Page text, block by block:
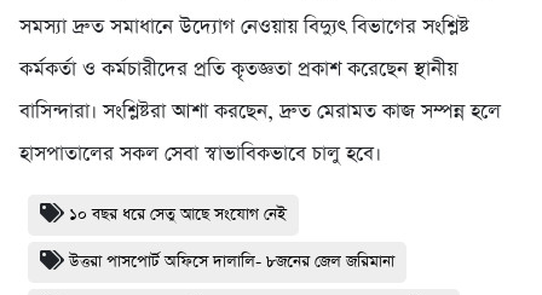
সমস্যা দ্রুত সমাধানে উদ্যোগ নেওয়ায় বিদ্যুৎ বিভাগের সংশ্লিষ্ট
কর্মকর্তা ও কর্মচারীদের প্রতি কৃতজ্ঞতা প্রকাশ করেছেন স্থানীয়
বাসিন্দারা। সংশ্লিষ্টরা আশা করছেন, দ্রুত মেরামত কাজ সম্পন্ন হলে
হাসপাতালের সকল সেবা স্বাভাবিকভাবে চালু হবে।
১০ বছর ধরে সেতু আছে সংযোগ নেই
উত্তরা পাসপোর্ট অফিসে দালালি- ৮জনের জেল জরিমানা